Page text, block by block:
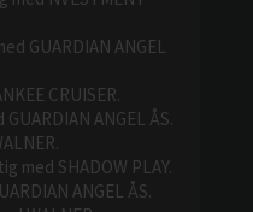
GUARDIAN ANGEL
CRUISER.
ANGEL ÅS.
med SHADOW PLAY.
ANGEL ÅS.